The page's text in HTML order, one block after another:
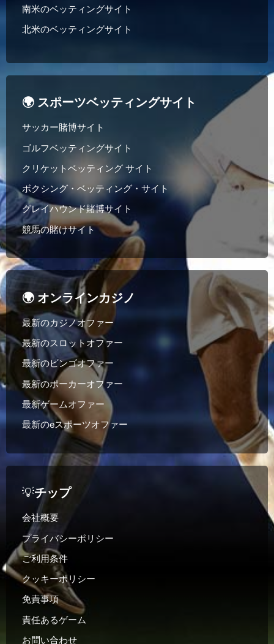
南米のベッティングサイト
北米のベッティングサイト
🌍 スポーツベッティングサイト
サッカー賭博サイト
ゴルフベッティングサイト
クリケットベッティング サイト
ボクシング・ベッティング・サイト
グレイハウンド賭博サイト
競馬の賭けサイト
🌍 オンラインカジノ
最新のカジノオファー
最新のスロットオファー
最新のビンゴオファー
最新のポーカーオファー
最新ゲームオファー
最新のeスポーツオファー
💡チップ
会社概要
プライバシーポリシー
ご利用条件
クッキーポリシー
免責事項
責任あるゲーム
お問い合わせ